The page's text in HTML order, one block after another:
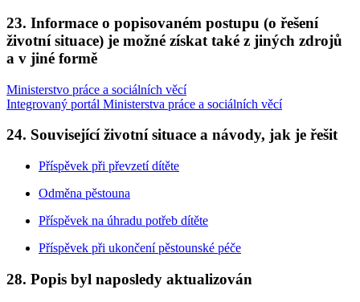
23. Informace o popisovaném postupu (o řešení
životní situace) je možné získat také z jiných zdrojů
a v jiné formě
Ministerstvo práce a sociálních věcí
Integrovaný portál Ministerstva práce a sociálních věcí
24. Související životní situace a návody, jak je řešit
Příspěvek při převzetí dítěte
Odměna pěstouna
Příspěvek na úhradu potřeb dítěte
Příspěvek při ukončení pěstounské péče
28. Popis byl naposledy aktualizován